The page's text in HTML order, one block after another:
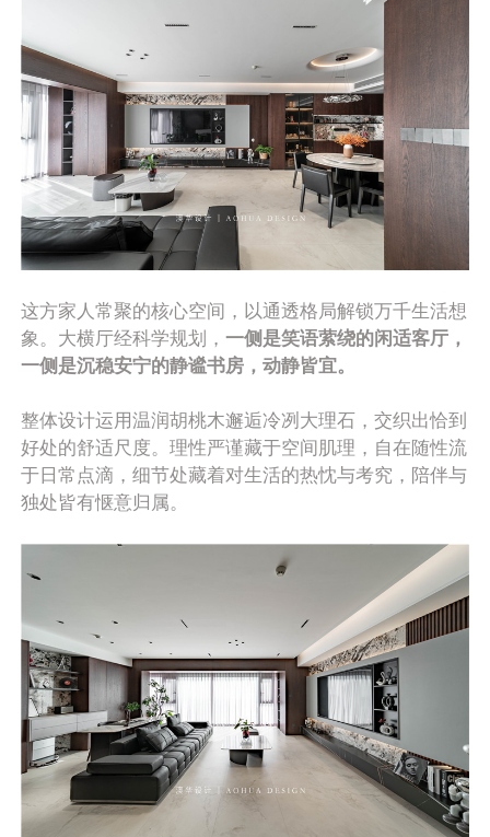
这方家人常聚的核心空间，以通透格局解锁万千生活想
象。大横厅经科学规划，一侧是笑语萦绕的闲适客厅，
一侧是沉稳安宁的静谧书房，动静皆宜。
整体设计运用温润胡桃木邂逅冷冽大理石，交织出恰到
好处的舒适尺度。理性严谨藏于空间肌理，自在随性流
于日常点滴，细节处藏着对生活的热忱与考究，陪伴与
独处皆有惬意归属。